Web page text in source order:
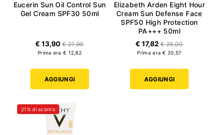
Eucerin Sun Oil Control Sun
Gel Cream SPF30 50ml
€ 13,90€ 27,90
Prima era € 12,82
AGGIUNGI
Elizabeth Arden Eight Hour
Cream Sun Defense Face
SPF50 High Protection
PA+++ 50ml
€ 17,82€ 25,00
Prima era € 20,57
AGGIUNGI
21% di sconto